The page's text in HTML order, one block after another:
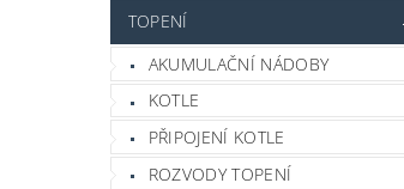
TOPENÍ
AKUMULAČNÍ NÁDOBY
KOTLE
PŘIPOJENÍ KOTLE
ROZVODY TOPENÍ